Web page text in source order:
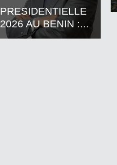
PRESIDENTIELLE
2026 AU BENIN :...